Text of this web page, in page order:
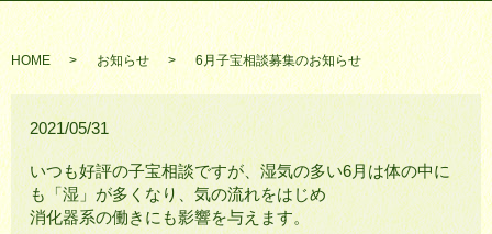
HOME お知らせ 6月子宝相談募集のお知らせ
2021/05/31
いつも好評の子宝相談ですが、湿気の多い6月は体の中に
も「湿」が多くなり、気の流れをはじめ
消化器系の働きにも影響を与えます。